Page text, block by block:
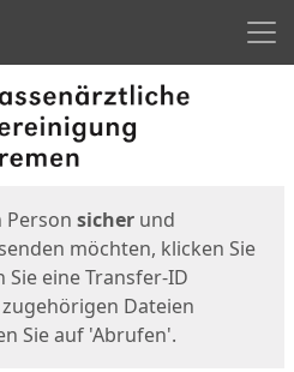
Person sicher und
möchten, klicken Sie
eine Transfer-ID
Dateien
Sie auf 'Abrufen'.